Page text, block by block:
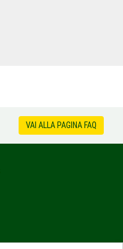
VAI ALLA PAGINA FAQ